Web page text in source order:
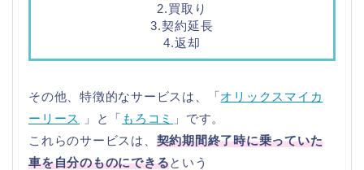
2.買取り
3.契約延長
4.返却
その他、特徴的なサービスは、「オリックスマイカ
ーリース
」と「 もろコミ 」です。
これらのサービスは、 契約期間終了時に乗っていた
車を自分のものにできるという